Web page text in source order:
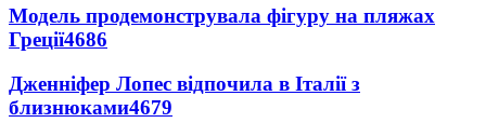
Модель продемонструвала фігуру на пляжах
Греції4686
Дженніфер Лопес відпочила в Італії з
близнюками4679